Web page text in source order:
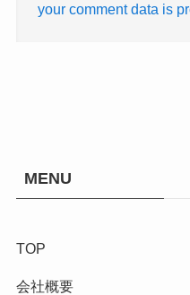
your comment data is
MENU
TOP
会社概要